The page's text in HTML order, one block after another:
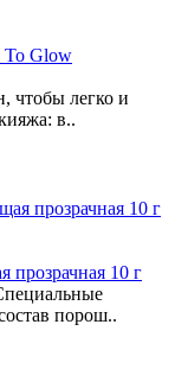
To Glow
чтобы легко и
в..
прозрачная 10 г
порош..